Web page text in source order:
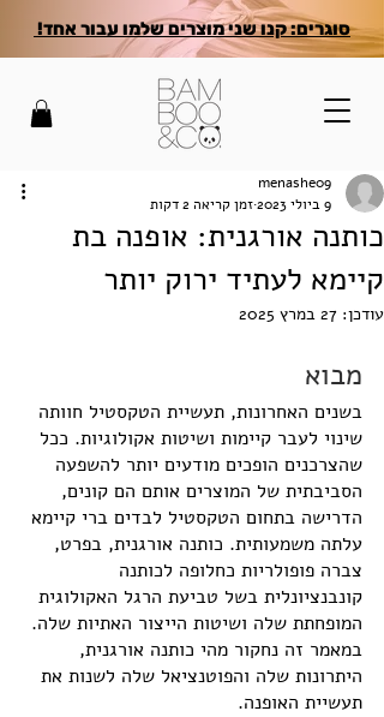
סוגרים: קנו שני מוצרים שלמו עבור אחד!
כותנה אורגנית: אופנה בת
קיימא לעתיד ירוק יותר
menashe09
9 ביולי 2023
זמן קריאה 2 דקות
עודכן: 27 במרץ 2025
מבוא
בשנים האחרונות, תעשיית הטקסטיל חוותה
שינוי לעבר קיימות ושיטות אקולוגיות. ככל
שהצרכנים הופכים מודעים יותר להשפעה
הסביבתית של המוצרים אותם הם קונים,
הדרישה בתחום הטקסטיל לבדים ברי קיימא
עלתה משמעותית. כותנה אורגנית, בפרט,
צברה פופולריות כחלופה לכותנה
קונבנציונלית בשל טביעת הרגל האקולוגית
המופחתת שלה ושיטות הייצור האתיות שלה.
במאמר זה נחקור מהי כותנה אורגנית,
היתרונות שלה והפוטנציאל שלה לשנות את
תעשיית האופנה.